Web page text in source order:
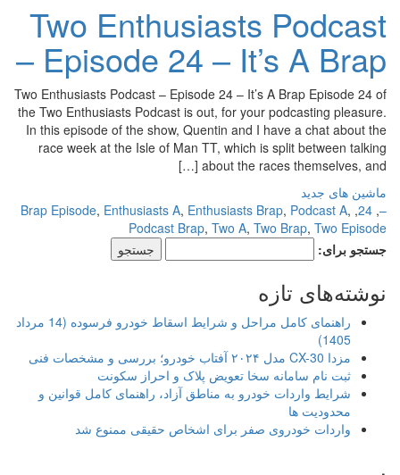
Two Enthusiasts Podcast
– Episode 24 – It’s A Brap
Two Enthusiasts Podcast – Episode 24 – It’s A Brap Episode 24 of
the Two Enthusiasts Podcast is out, for your podcasting pleasure.
In this episode of the show, Quentin and I have a chat about the
race week at the Isle of Man TT, which is split between talking
about the races themselves, and […]
ماشین های جدید
,
24
,
Brap Episode,Enthusiasts A,Enthusiasts Brap,Podcast A,
Podcast Brap,Two A,Two Brap,Two Episode
جستجو برای:
نوشته‌های تازه
راهنمای کامل مراحل و شرایط اسقاط خودرو فرسوده (14 مرداد
1405)
مزدا CX-30 مدل ۲۰۲۴ آفتاب خودرو؛ بررسی و مشخصات فنی
ثبت نام سامانه سخا تعویض پلاک و احراز سکونت
شرایط واردات خودرو به مناطق آزاد، راهنمای کامل قوانین و
محدودیت ها
واردات خودروی صفر برای اشخاص حقیقی ممنوع شد